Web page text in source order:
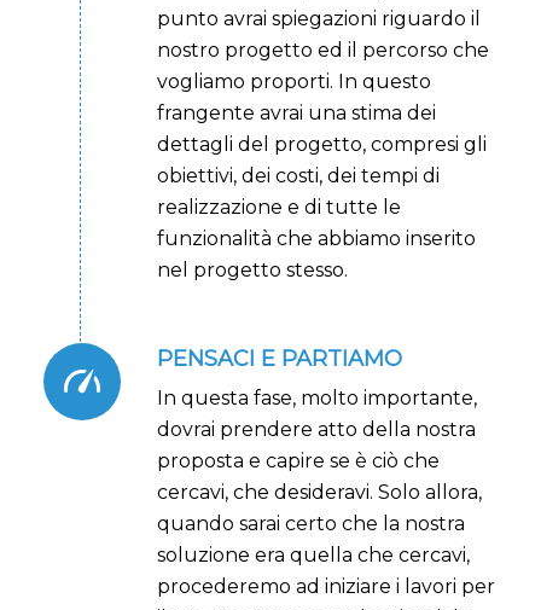
punto avrai spiegazioni riguardo il
nostro progetto ed il percorso che
vogliamo proporti. In questo
frangente avrai una stima dei
dettagli del progetto, compresi gli
obiettivi, dei costi, dei tempi di
realizzazione e di tutte le
funzionalità che abbiamo inserito
nel progetto stesso.
PENSACI E PARTIAMO
In questa fase, molto importante,
dovrai prendere atto della nostra
proposta e capire se è ciò che
cercavi, che desideravi. Solo allora,
quando sarai certo che la nostra
soluzione era quella che cercavi,
procederemo ad iniziare i lavori per